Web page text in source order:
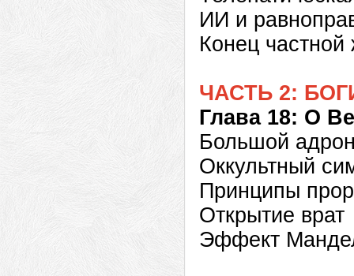
ИИ и
Конец
ЧАСТЬ 2:
Глава 18: О
Большой
Оккультный
Принципы
Открытие врат
Эффект